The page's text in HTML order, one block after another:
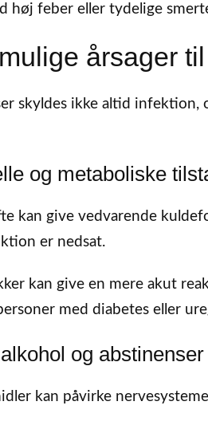
høj feber eller tydelige
årsager
skyldes ikke altid
og metaboliske
kan give vedvarende
er nedsat.
kan give en mere akut
med diabetes eller
og abstinenser
kan påvirke